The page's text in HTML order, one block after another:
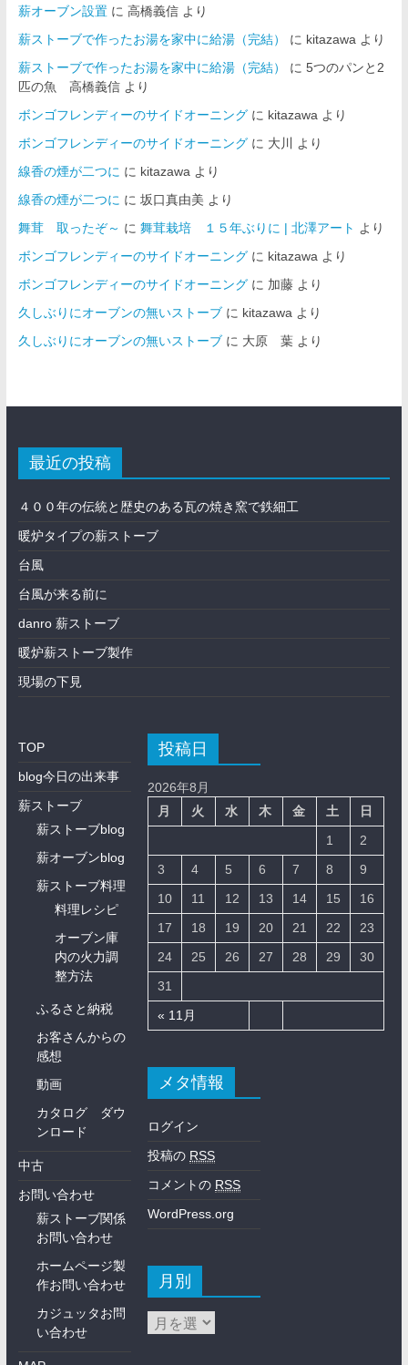
薪オーブン設置に 高橋義信より
薪ストーブで作ったお湯を家中に給湯（完結）
に kitazawa より
薪ストーブで作ったお湯を家中に給湯（完結）
に 5つのパンと2
匹の魚 高橋義信より
ボンゴフレンディーのサイドオーニングに kitazawa より
ボンゴフレンディーのサイドオーニングに 大川
より
線香の煙が二つに に kitazawa より
線香の煙が二つに に 坂口真由美 より
舞茸 取ったぞ～ に 舞茸栽培 １５年ぶりに | 北澤アート より
ボンゴフレンディーのサイドオーニングに kitazawa より
ボンゴフレンディーのサイドオーニングに 加藤より
久しぶりにオーブンの無いストーブに kitazawa より
久しぶりにオーブンの無いストーブに 大原 葉より
最近の投稿
４００年の伝統と歴史のある瓦の焼き窯で鉄細工
暖炉タイプの薪ストーブ
台風
台風が来る前に
danro 薪ストーブ
暖炉薪ストーブ製作
現場の下見
TOP
blog今日の出来事
薪ストーブ
薪ストーブblog
薪オーブンblog
薪ストーブ料理
料理レシピ
オーブン庫
内の火力調
整方法
ふるさと納税
お客さんからの
感想
動画
カタログ ダウ
ンロード
中古
お問い合わせ
薪ストーブ関係
お問い合わせ
ホームページ製
作お問い合わせ
カジュッタお問
い合わせ
投稿日
2026年8月
月
火 水 木 金 土 日
« 11月
1
2
3
4 5 6 7 8
9
10
11 12 13 14 15
16
17
18 19 20 21 22
23
24
25 26 27 28 29
30
31
メタ情報
ログイン
投稿の RSS
コメントの RSS
WordPress.org
月別